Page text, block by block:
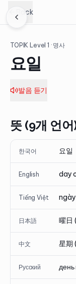
Back
TOPIK Level1 · 명사
요일
발음 듣기
뜻 (9개 언
한국어 요일
English day
Tiếng Việt
日本語 曜日
中文 星期
Русский день